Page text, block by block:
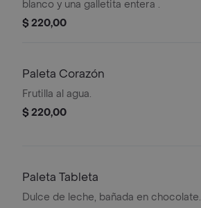
blanco y una galletita entera .
$ 220,00
Paleta Corazón
Frutilla al agua.
$ 220,00
Paleta Tableta
Dulce de leche, bañada en chocolate.